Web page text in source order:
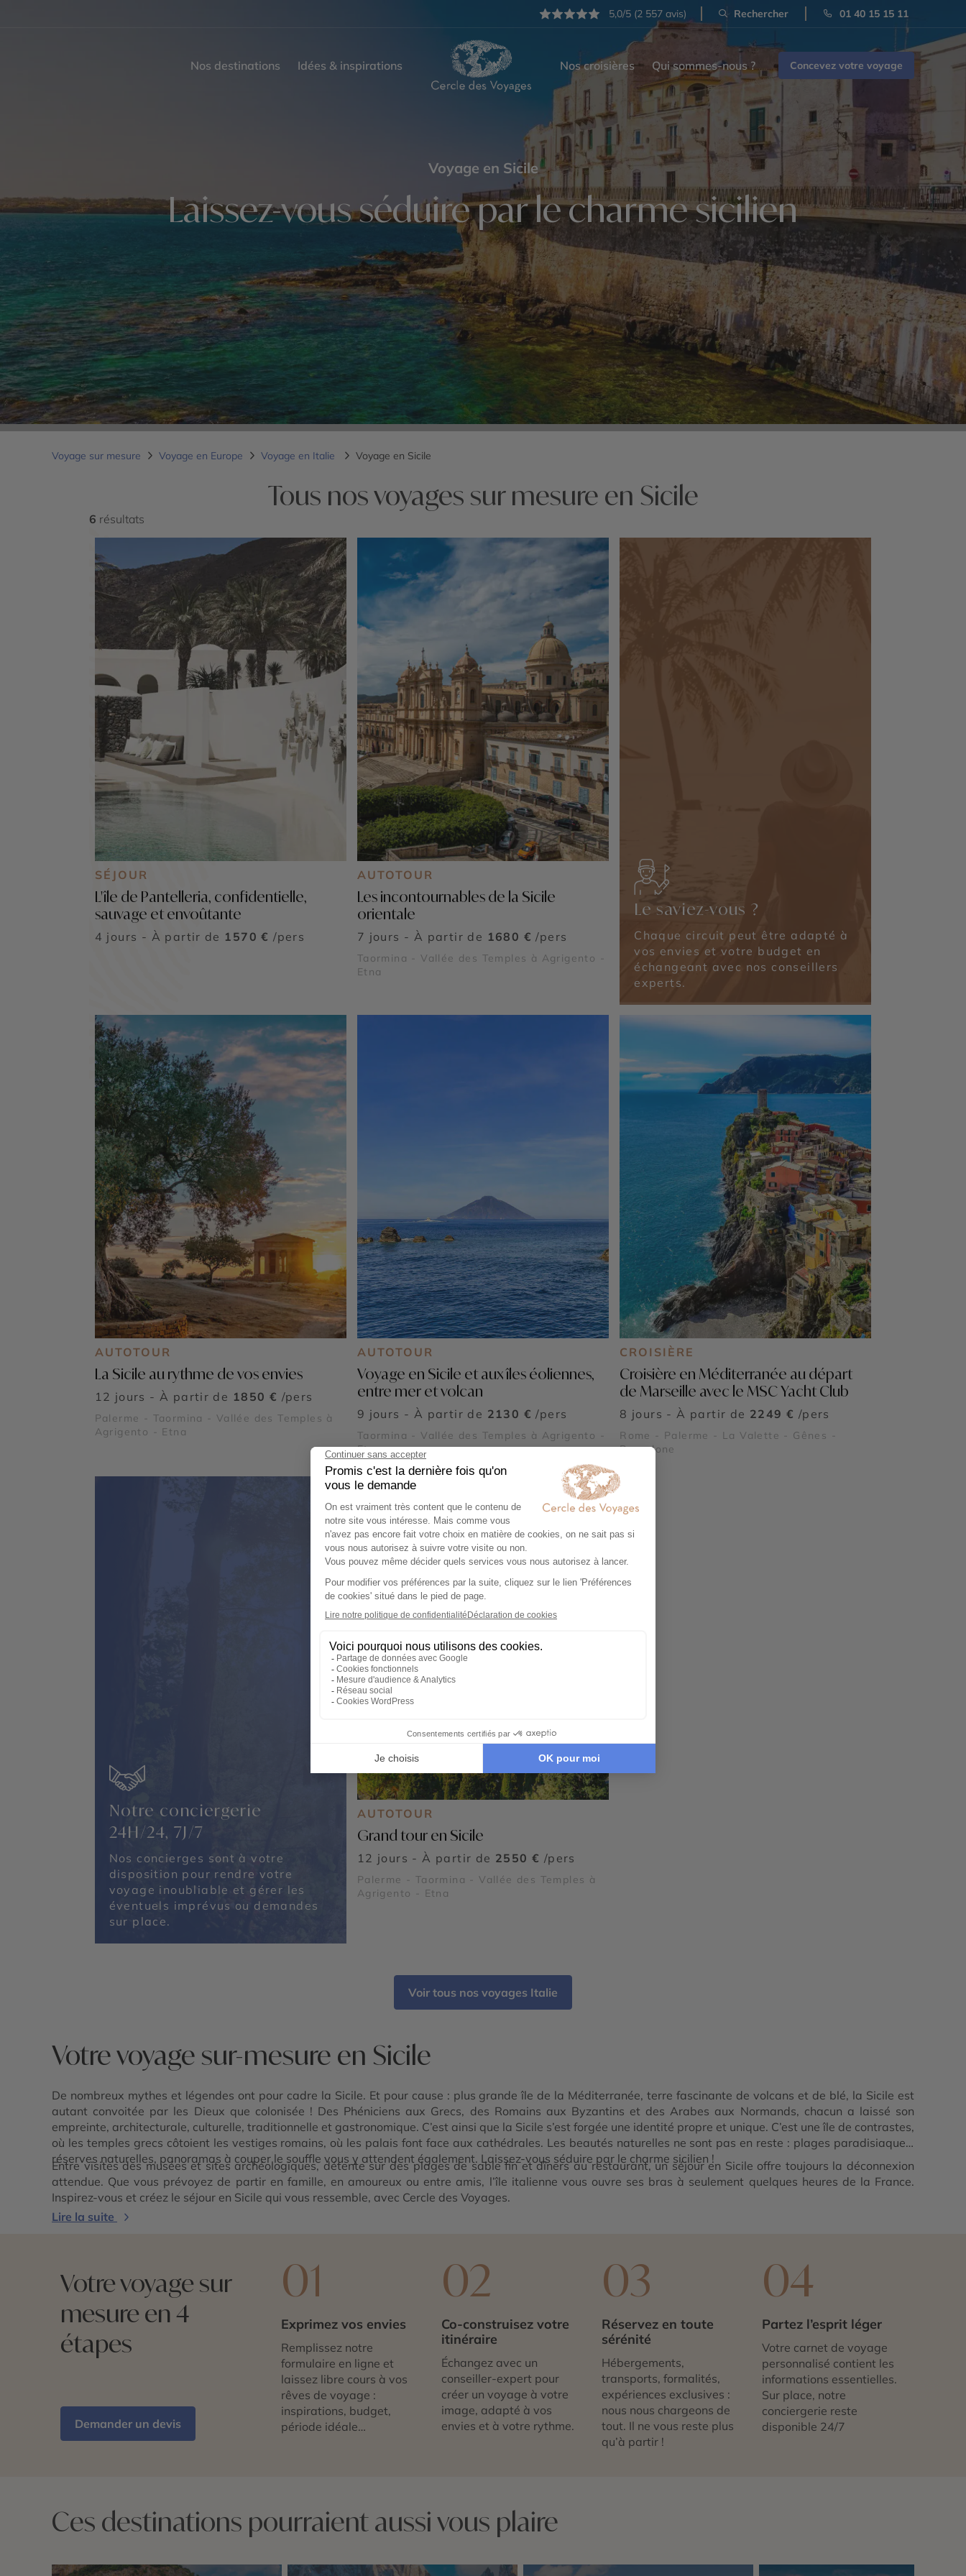
5,0/5 (2 557 avis) Rechercher 01 40 15 15 11
Nos destinations Idées & inspirations Nos croisières Qui sommes-nous ? Concevez votre voyage
Voyage en Sicile
Laissez-vous séduire par le charme sicilien
Voyage sur mesure Voyage en Europe Voyage en Italie Voyage en Sicile
Tous nos voyages sur mesure en Sicile
6 résultats
SÉJOUR
L'île de Pantelleria, confidentielle,
sauvage et envoûtante
4 jours - À partir de 1570 € /pers
AUTOTOUR
Les incontournables de la Sicile
orientale
7 jours - À partir de 1680 € /pers
Taormina - Vallée des Temples à Agrigento -
Etna
Le saviez-vous ?
Chaque circuit peut être adapté à
vos envies et votre budget en
échangeant avec nos conseillers
experts.
AUTOTOUR
La Sicile au rythme de vos envies
12 jours - À partir de 1850 € /pers
Palerme - Taormina - Vallée des Temples à
Agrigento - Etna
AUTOTOUR
Voyage en Sicile et aux îles éoliennes,
entre mer et volcan
9 jours - À partir de 2130 € /pers
Taormina - Vallée des Temples à Agrigento -
Etna
CROISIÈRE
Croisière en Méditerranée au départ
de Marseille avec le MSC Yacht Club
8 jours - À partir de 2249 € /pers
Rome - Palerme - La Valette - Gênes -
Barcelone
Notre conciergerie
24H/24, 7J/7
Nos concierges sont à votre
disposition pour rendre votre
voyage inoubliable et gérer les
éventuels imprévus ou demandes
sur place.
AUTOTOUR
Grand tour en Sicile
12 jours - À partir de 2550 € /pers
Palerme - Taormina - Vallée des Temples à
Agrigento - Etna
Voir tous nos voyages Italie
Votre voyage sur-mesure en Sicile
De nombreux mythes et légendes ont pour cadre la Sicile. Et pour cause : plus grande île de la Méditerranée, terre fascinante de volcans et de blé, la Sicile est
autant convoitée par les Dieux que colonisée ! Des Phéniciens aux Grecs, des Romains aux Byzantins et des Arabes aux Normands, chacun a laissé son
empreinte, architecturale, culturelle, traditionnelle et gastronomique. C’est ainsi que la Sicile s’est forgée une identité propre et unique. C’est une île de contrastes,
où les temples grecs côtoient les vestiges romains, où les palais font face aux cathédrales. Les beautés naturelles ne sont pas en reste : plages paradisiaques,
réserves naturelles, panoramas à couper le souffle vous y attendent également. Laissez-vous séduire par le charme sicilien !
Entre visites des musées et sites archéologiques, détente sur des plages de sable fin et dîners au restaurant, un séjour en Sicile offre toujours la déconnexion
attendue. Que vous prévoyez de partir en famille, en amoureux ou entre amis, l’île italienne vous ouvre ses bras à seulement quelques heures de la France.
Inspirez-vous et créez le séjour en Sicile qui vous ressemble, avec Cercle des Voyages.
Lire la suite
Votre voyage sur
mesure en 4
étapes
Demander un devis
01
Exprimez vos envies
Remplissez notre
formulaire en ligne et
laissez libre cours à vos
rêves de voyage :
inspirations, budget,
période idéale…
02
Co-construisez votre
itinéraire
Échangez avec un
conseiller-expert pour
créer un voyage à votre
image, adapté à vos
envies et à votre rythme.
03
Réservez en toute
sérénité
Hébergements,
transports, formalités,
expériences exclusives :
nous nous chargeons de
tout. Il ne vous reste plus
qu’à partir !
04
Partez l’esprit léger
Votre carnet de voyage
personnalisé contient les
informations essentielles.
Sur place, notre
conciergerie reste
disponible 24/7
Ces destinations pourraient aussi vous plaire